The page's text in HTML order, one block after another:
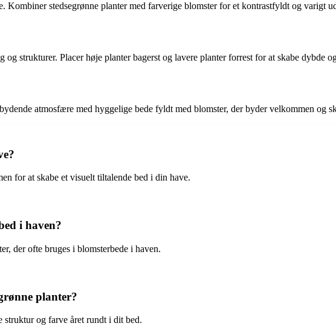
Kombiner stedsegrønne planter med farverige blomster for et kontrastfyldt og varigt
strukturer. Placer høje planter bagerst og lavere planter forrest for at skabe dybde
atmosfære med hyggelige bede fyldt med blomster, der byder velkommen og
for at skabe et visuelt tiltalende bed i din have.
i haven?
der ofte bruges i blomsterbede i haven.
planter?
og farve året rundt i dit bed.